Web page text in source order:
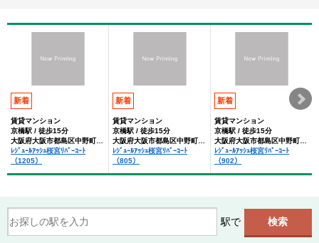
新着
賃貸マンション
京橋駅 / 徒歩15分
大阪府大阪市都島区中野町４丁目
ﾚｼﾞｭｰﾙｱｯｼｭ桜宮ﾘﾊﾞｰｺｰﾄ
（1205）
新着
賃貸マンション
京橋駅 / 徒歩15分
大阪府大阪市都島区中野町４丁目
ﾚｼﾞｭｰﾙｱｯｼｭ桜宮ﾘﾊﾞｰｺｰﾄ
（805）
新着
賃貸マンション
京橋駅 / 徒歩15分
大阪府大阪市都島区中野町４丁目
ﾚｼﾞｭｰﾙｱｯｼｭ桜宮ﾘﾊﾞｰｺｰﾄ
（902）
駅で